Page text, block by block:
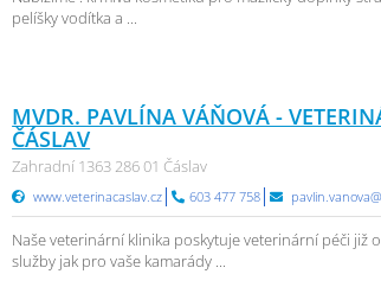
pelíšky vodítka a ...
MVDR. PAVLÍNA VÁŇOVÁ -
ČÁSLAV
Zahradní 1363 286 01 Čáslav
www.veterinacaslav.cz 603 477 758
Naše veterinární klinika poskytuje veterinární péči již
služby jak pro vaše kamarády ...